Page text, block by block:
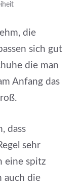
die
sich gut
die man
Anfang das
dass
sehr
eine spitz
auch die